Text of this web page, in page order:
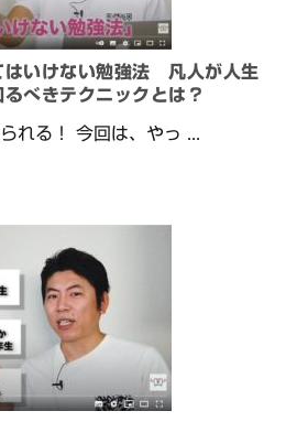
はいけない勉強法 凡人が人生
べきテクニックとは？
れる！ 今回は、やっ ...